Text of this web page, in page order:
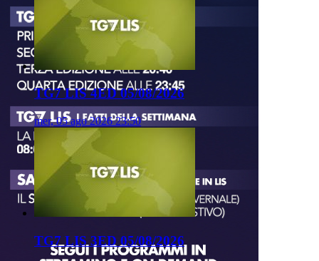
TG7 LIS 4ED 05/08/2026
mer, 05 ago 2026 23:50
TG7 LIS 3ED 05/08/2026